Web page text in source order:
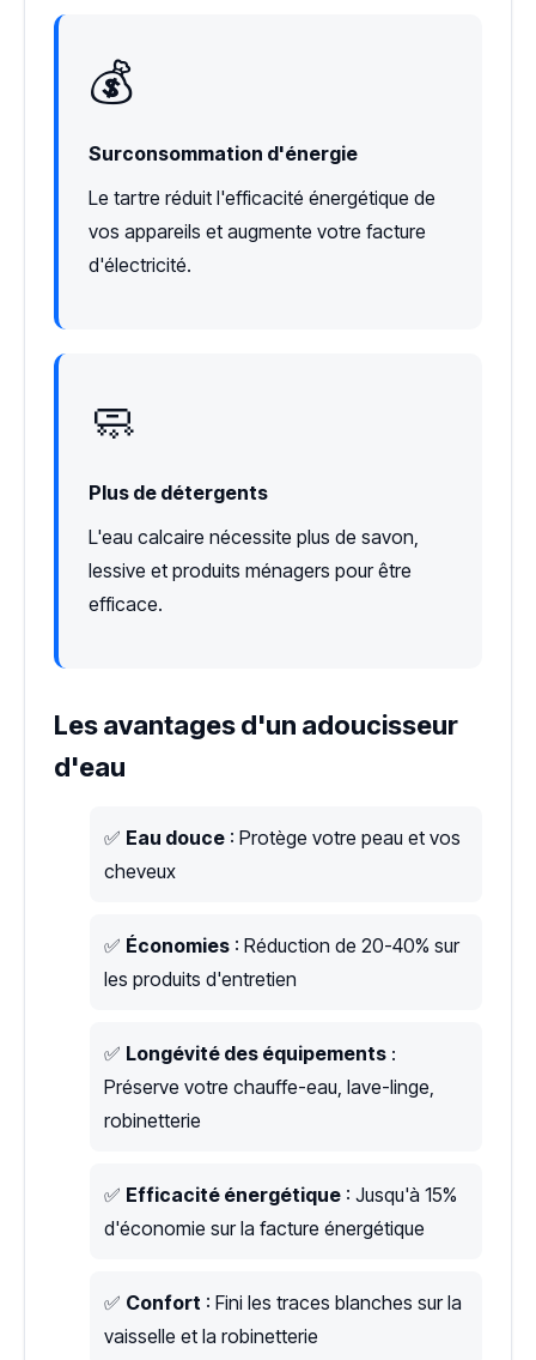
💰
Surconsommation d'énergie
Le tartre réduit l'efficacité énergétique de
vos appareils et augmente votre facture
d'électricité.
🧼
Plus de détergents
L'eau calcaire nécessite plus de savon,
lessive et produits ménagers pour être
efficace.
Les avantages d'un adoucisseur
d'eau
✅ Eau douce : Protège votre peau et vos
cheveux
✅ Économies : Réduction de 20-40% sur
les produits d'entretien
✅ Longévité des équipements :
Préserve votre chauffe-eau, lave-linge,
robinetterie
✅ Efficacité énergétique : Jusqu'à 15%
d'économie sur la facture énergétique
✅ Confort : Fini les traces blanches sur la
vaisselle et la robinetterie